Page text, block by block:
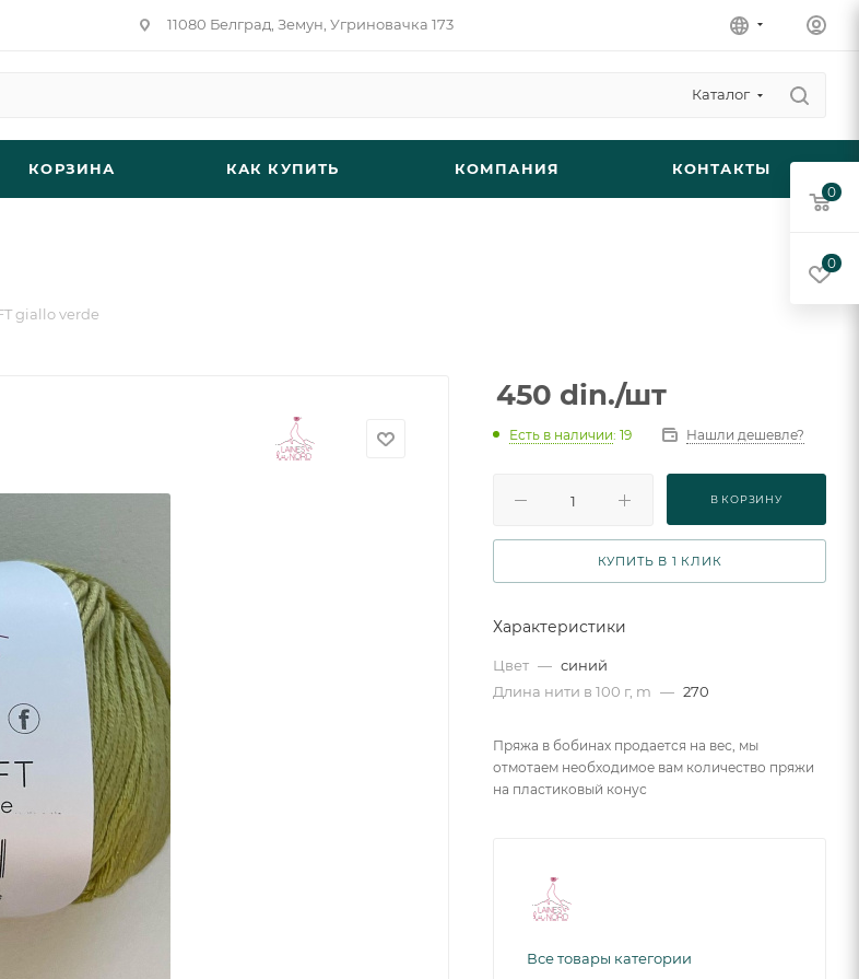
11080 Белград, Земун, Угриновачка 173
Каталог
КОРЗИНА КАК КУПИТЬ КОМПАНИЯ КОНТАКТЫ
giallo verde
450 din./шт
Есть в наличии: 19 Нашли дешевле?
В КОРЗИНУ
КУПИТЬ В 1 КЛИК
Характеристики
Цвет — синий
Длина нити в 100 г, m — 270
Пряжа в бобинах продается на вес, мы
отмотаем необходимое вам количество пряжи
на пластиковый конус
Все товары категории
0
0